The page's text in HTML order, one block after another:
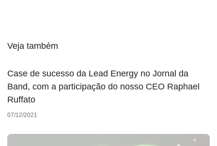
Veja também
Case de sucesso da Lead Energy no Jornal da
Band, com a participação do nosso CEO Raphael
Ruffato
07/12/2021